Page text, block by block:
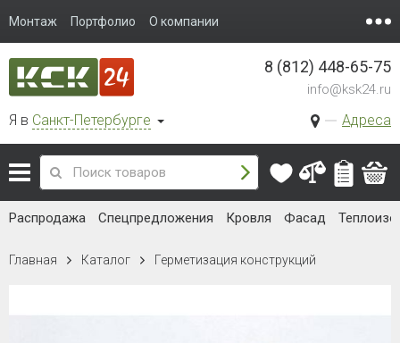
Монтаж Портфолио О компании
Я в Санкт-Петербурге Адреса
8 (812) 448-65-75
info@ksk24.ru
Распродажа Спецпредложения Кровля Фасад
Главная Каталог Герметизация конструкций